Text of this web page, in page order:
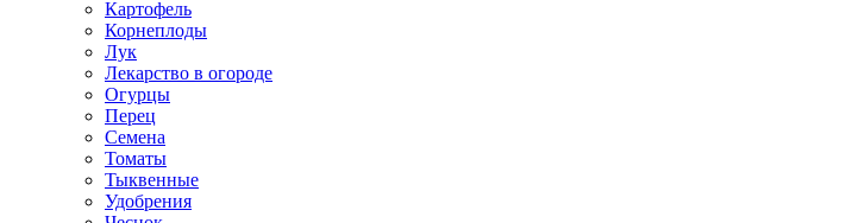
Картофель
Корнеплоды
Лук
Лекарство в огороде
Огурцы
Перец
Семена
Томаты
Тыквенные
Удобрения